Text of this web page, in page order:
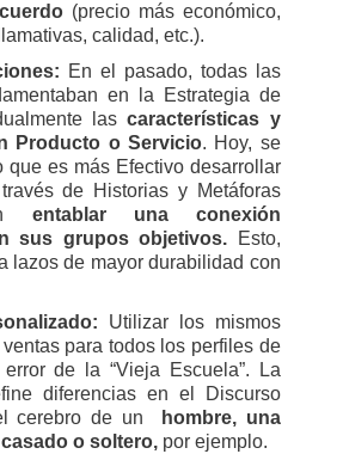
(precio más económico,
calidad, etc.).
En el pasado, todas las
en la Estrategia de
lascaracterísticas y
Producto o Servicio. Hoy, se
que es más Efectivo desarrollar
de Historias y Metáforas
entablar una conexión
sus grupos objetivos.
Esto,
lazos de mayor durabilidad con
Utilizar los mismos
para todos los perfiles de
de la “Vieja Escuela”. La
diferencias en el Discurso
cerebro de un
hombre, una
o soltero, por ejemplo.